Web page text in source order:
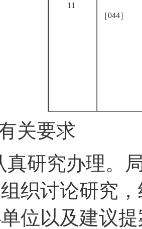
11
［044］
关要求
真研究办理。
织讨论研究
位以及建议